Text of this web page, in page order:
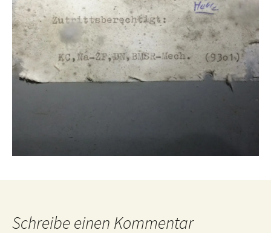
Schreibe einen Kommentar